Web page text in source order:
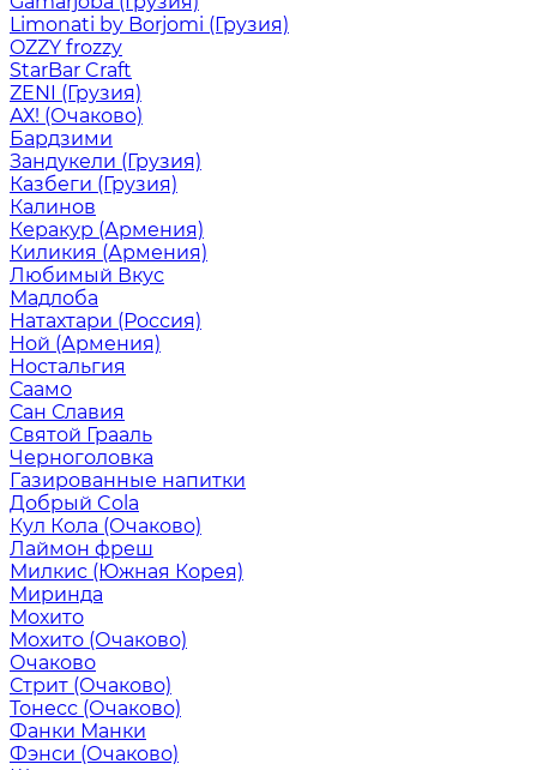
Limonati by Borjomi (Грузия)
OZZY frozzy
StarBar Craft
ZENI (Грузия)
АХ! (Очаково)
Бардзими
Зандукели (Грузия)
Казбеги (Грузия)
Калинов
Керакур (Армения)
Киликия (Армения)
Любимый Вкус
Мадлоба
Натахтари (Россия)
Ной (Армения)
Ностальгия
Саамо
Сан Славия
Святой Грааль
Черноголовка
Газированные напитки
Добрый Cola
Кул Кола (Очаково)
Лаймон фреш
Милкис (Южная Корея)
Миринда
Мохито
Мохито (Очаково)
Очаково
Стрит (Очаково)
Тонесс (Очаково)
Фанки Манки
Фэнси (Очаково)